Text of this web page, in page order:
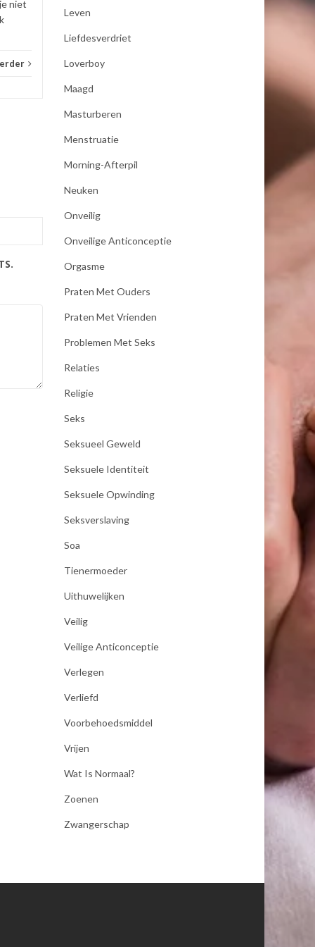
niet
Leven
Liefdesverdriet
Loverboy
Maagd
Masturberen
Menstruatie
Morning-Afterpil
Neuken
Onveilig
Onveilige Anticonceptie
Orgasme
Praten Met Ouders
Praten Met Vrienden
Problemen Met Seks
Relaties
Religie
Seks
Seksueel Geweld
Seksuele Identiteit
Seksuele Opwinding
Seksverslaving
Soa
Tienermoeder
Uithuwelijken
Veilig
Veilige Anticonceptie
Verlegen
Verliefd
Voorbehoedsmiddel
Vrijen
Wat Is Normaal?
Zoenen
Zwangerschap